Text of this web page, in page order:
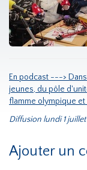
En podcast --->
jeunes, du pôle
flamme olympique
Diffusion lundi 1
Ajouter un